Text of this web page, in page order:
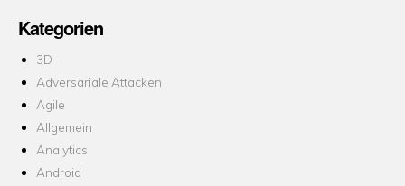
Kategorien
3D
Adversariale Attacken
Agile
Allgemein
Analytics
Android